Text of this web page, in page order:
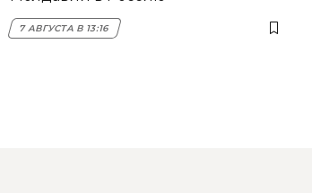
7 АВГУСТА В 13:16